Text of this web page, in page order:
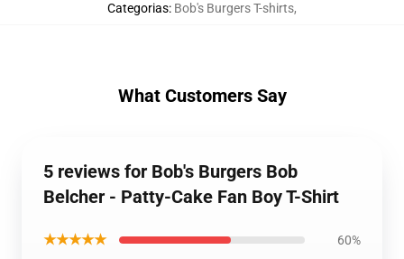
Categorias: Bob's Burgers T-shirts,
What Customers Say
5 reviews for Bob's Burgers Bob
Belcher - Patty-Cake Fan Boy T-Shirt
★★★★★ 60%